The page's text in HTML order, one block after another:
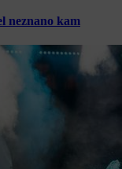
neznano kam